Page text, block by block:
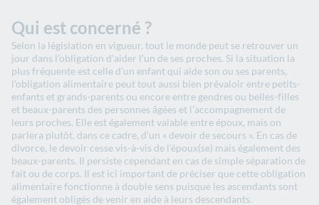
Qui est concerné ?
Selon la législation en vigueur, tout le monde peut se retrouver un
jour dans l’obligation d’aider l’un de ses proches. Si la situation la
plus fréquente est celle d’un enfant qui aide son ou ses parents,
l’obligation alimentaire peut tout aussi bien prévaloir entre petits-
enfants et grands-parents ou encore entre gendres ou belles-filles
et beaux-parents des personnes âgées et l’accompagnement de
leurs proches. Elle est également valable entre époux, mais on
parlera plutôt, dans ce cadre, d’un « devoir de secours ». En cas de
divorce, le devoir cesse vis-à-vis de l’époux(se) mais également des
beaux-parents. Il persiste cependant en cas de simple séparation de
fait ou de corps. Il est ici important de préciser que cette obligation
alimentaire fonctionne à double sens puisque les ascendants sont
également obligés de venir en aide à leurs descendants.